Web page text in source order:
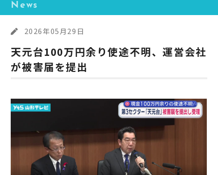
News
2026年05月29日
天元台100万円余り使途不明、運営会社
が被害届を提出